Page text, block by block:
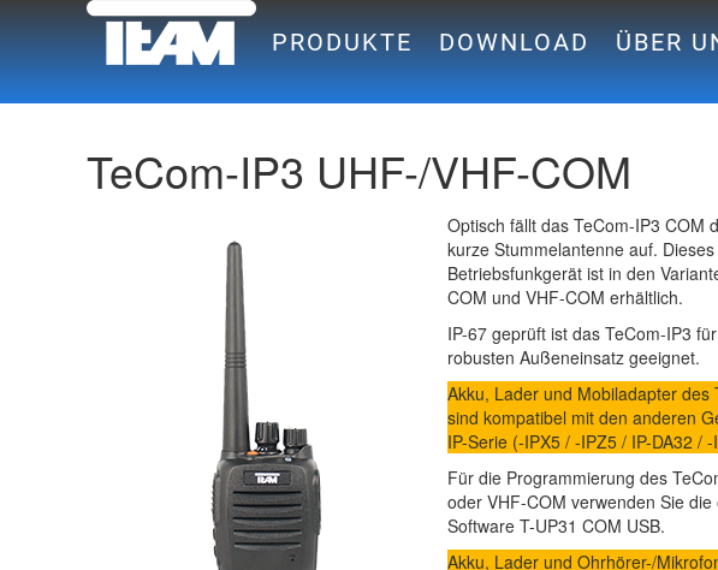
PRODUKTE DOWNLOAD ÜBER
TeCom-IP3 UHF-/VHF-COM
Optisch fällt das TeCom-IP3 COM
kurze Stummelantenne auf. Dieses
Betriebsfunkgerät ist in den
COM und VHF-COM erhältlich.
IP-67 geprüft ist das TeCom-IP3
robusten Außeneinsatz geeignet.
Akku, Lader und Mobiladapter des
sind kompatibel mit den anderen
IP-Serie (-IPX5 / -IPZ5 / IP-DA32 / -
Für die Programmierung des
oder VHF-COM verwenden Sie die
Software T-UP31 COM USB.
Akku, Lader und Ohrhörer-/